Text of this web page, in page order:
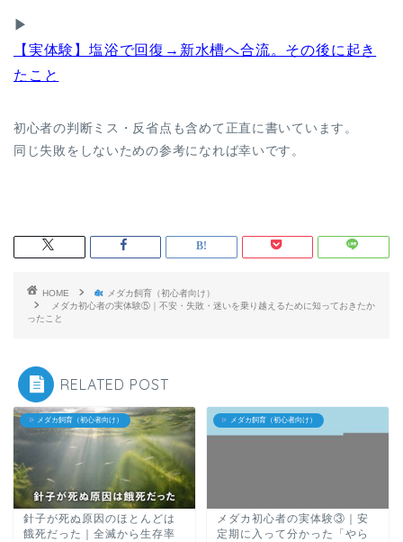
▶
【実体験】塩浴で回復→新水槽へ合流。その後に起き
たこと
初心者の判断ミス・反省点も含めて正直に書いています。
同じ失敗をしないための参考になれば幸いです。
HOME
メダカ飼育（初心者向け）
メダカ初心者の実体験⑤｜不安・失敗・迷いを乗り越えるために知っておきたか
ったこと
RELATED POST
メダカ飼育（初心者向け）
針子が死ぬ原因のほとんどは
餓死だった｜全滅から生存率
メダカ飼育（初心者向け）
メダカ初心者の実体験③｜安
定期に入って分かった「やら